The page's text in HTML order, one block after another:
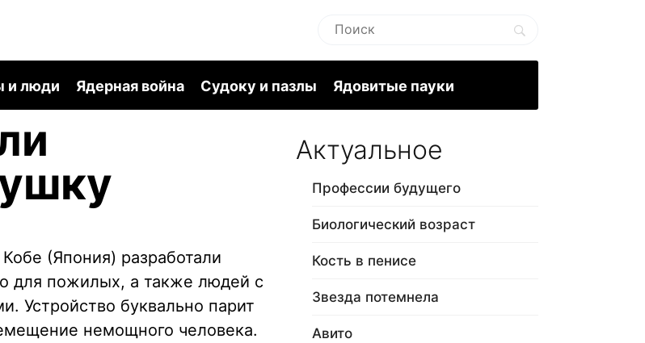
и люди Ядерная война Судоку и пазлы Ядовитые пауки
(Япония) разработали
для пожилых, а также людей с
Устройство буквально парит
немощного человека.
Актуальное
Профессии будущего
Биологический возраст
Кость в пенисе
Звезда потемнела
Авито